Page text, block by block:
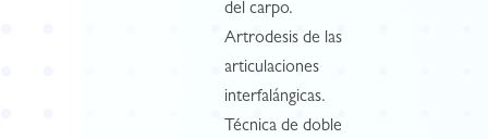
del carpo.
Artrodesis de las
articulaciones
interfalángicas.
Técnica de doble